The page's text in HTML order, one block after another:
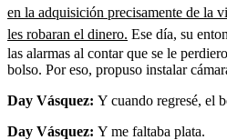
en la adquisición precisamente de la
les robaran el dinero. Ese día, su
las alarmas al contar que se le
bolso. Por eso, propuso instalar
Day Vásquez: Y cuando regresé, el
Day Vásquez: Y me faltaba plata.